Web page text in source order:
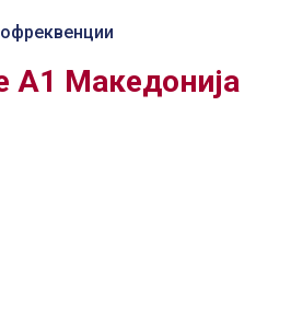
А1 Македонија